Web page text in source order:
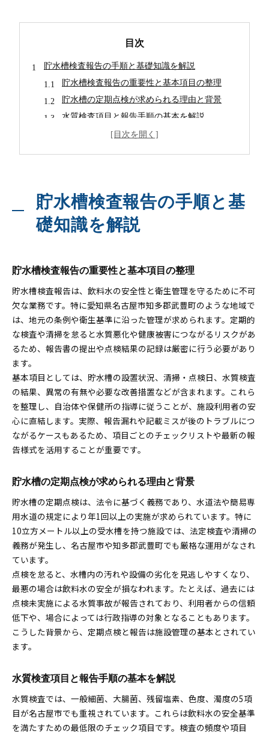
目次
貯水槽検査報告の手順と基礎知識を解説
貯水槽検査報告の重要性と基本項目の整理
貯水槽の定期点検が求められる理由と背景
水質検査項目と報告手順の基本を解説
貯水槽清掃と点検の流れを実務で押さえる
自治体ごとの貯水槽検査報告実務の違い
実例から学ぶ貯水槽清掃・点検の工夫
信頼できる業者選びと比較ポイント紹介
衛生管理を強化する貯水槽点検の実践ポイント
衛生管理を徹底する貯水槽点検チェック方法
水質検査で押さえたい５つの重要項目
貯水槽点検頻度と衛生状態の維持ポイント
点検記録と報告書作成の実務的な注意点
貯水槽管理で見落としがちな衛生対策とは
貯水槽に関する法定検査の最新動向を解説
貯水槽管理で守るべき主な法令と基準
簡易専用水道と小規模貯水槽水道の法的違い
検査報告に必要な書類や提出先の確認方法
違反時に生じるトラブルと予防策を紹介
小規模貯水槽水道と簡易専用水道の違い整理
貯水槽の有効容量による管理義務の変化
各種施設の貯水槽対応で注意すべき点
小規模貯水槽清掃の実施義務とその背景
貯水槽清掃と水質検査を効率良く実施するには
貯水槽清掃の流れと水質検査の実施方法
清掃頻度と検査タイミングの最適な管理法
受水槽容量による清掃手順の違いを解説
効率的な点検記録と業者依頼のコツ
貯水槽検査報告の手順と基
礎知識を解説
貯水槽検査報告の重要性と基本項目の整理
貯水槽検査報告は、飲料水の安全性と衛生管理を守るために不可
欠な業務です。特に愛知県名古屋市知多郡武豊町のような地域で
は、地元の条例や衛生基準に沿った管理が求められます。定期的
な検査や清掃を怠ると水質悪化や健康被害につながるリスクがあ
るため、報告書の提出や点検結果の記録は厳密に行う必要があり
ます。
基本項目としては、貯水槽の設置状況、清掃・点検日、水質検査
の結果、異常の有無や必要な改善措置などが含まれます。これら
を整理し、自治体や保健所の指導に従うことが、施設利用者の安
心に直結します。実際、報告漏れや記載ミスが後のトラブルにつ
ながるケースもあるため、項目ごとのチェックリストや最新の報
告様式を活用することが重要です。
貯水槽の定期点検が求められる理由と背景
貯水槽の定期点検は、法令に基づく義務であり、水道法や簡易専
用水道の規定により年1回以上の実施が求められています。特に
10立方メートル以上の受水槽を持つ施設では、法定検査や清掃の
義務が発生し、名古屋市や知多郡武豊町でも厳格な運用がなされ
ています。
点検を怠ると、水槽内の汚れや設備の劣化を見逃しやすくなり、
最悪の場合は飲料水の安全が損なわれます。たとえば、過去には
点検未実施による水質事故が報告されており、利用者からの信頼
低下や、場合によっては行政指導の対象となることもあります。
こうした背景から、定期点検と報告は施設管理の基本とされてい
ます。
水質検査項目と報告手順の基本を解説
水質検査では、一般細菌、大腸菌、残留塩素、色度、濁度の5項
目が名古屋市でも重視されています。これらは飲料水の安全基準
を満たすための最低限のチェック項目です。検査の頻度や項目